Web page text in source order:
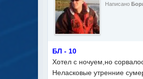
Написано
БЛ - 10
Хотел с ночуем,но
Неласковые утренние